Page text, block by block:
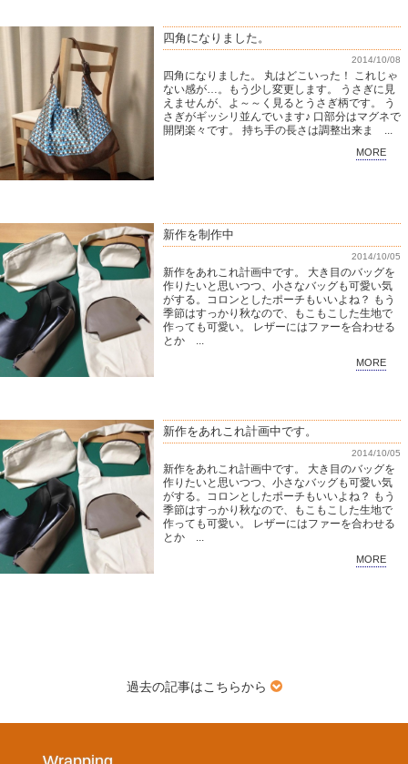
四角になりました。
2014/10/08
四角になりました。 丸はどこいった！ これじゃ
ない感が…。もう少し変更します。 うさぎに見
えませんが、よ～～く見るとうさぎ柄です。 う
さぎがギッシリ並んでいます♪ 口部分はマグネで
開閉楽々です。 持ち手の長さは調整出来ま ...
MORE
新作を制作中
2014/10/05
新作をあれこれ計画中です。 大き目のバッグを
作りたいと思いつつ、小さなバッグも可愛い気
がする。コロンとしたポーチもいいよね？ もう
季節はすっかり秋なので、もこもこした生地で
作っても可愛い。 レザーにはファーを合わせる
とか ...
MORE
新作をあれこれ計画中です。
2014/10/05
新作をあれこれ計画中です。 大き目のバッグを
作りたいと思いつつ、小さなバッグも可愛い気
がする。コロンとしたポーチもいいよね？ もう
季節はすっかり秋なので、もこもこした生地で
作っても可愛い。 レザーにはファーを合わせる
とか ...
MORE
過去の記事はこちらから